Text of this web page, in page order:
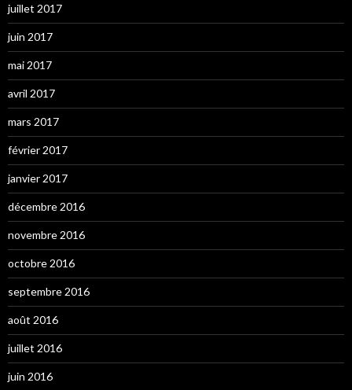
juillet 2017
juin 2017
mai 2017
avril 2017
mars 2017
février 2017
janvier 2017
décembre 2016
novembre 2016
octobre 2016
septembre 2016
août 2016
juillet 2016
juin 2016